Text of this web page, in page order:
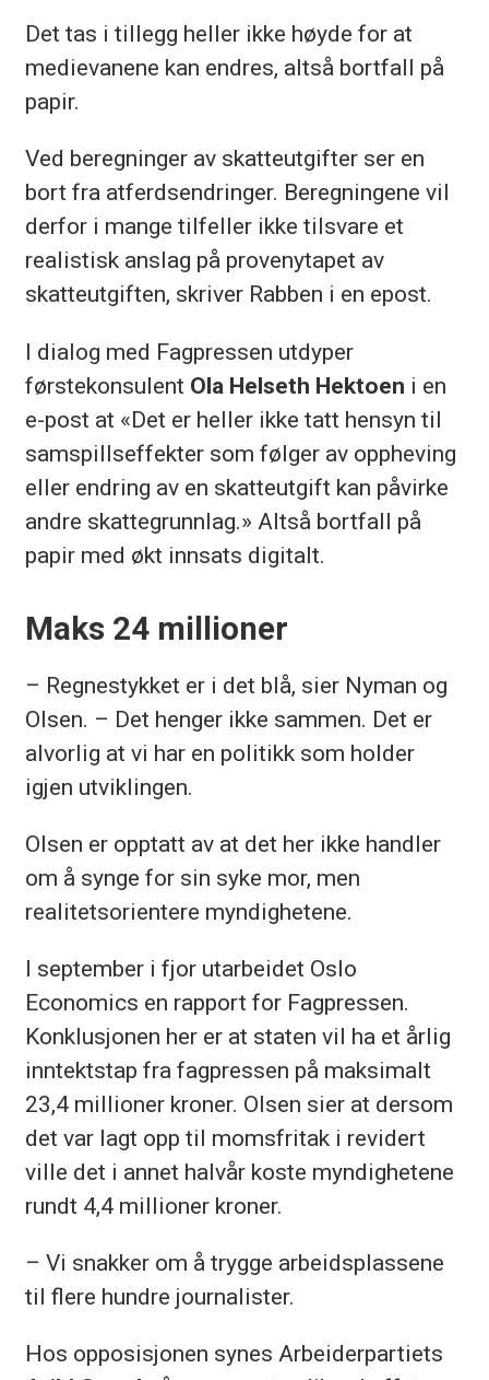
Det tas i tillegg heller ikke høyde for at
medievanene kan endres, altså bortfall på
papir.
Ved beregninger av skatteutgifter ser en
bort fra atferdsendringer. Beregningene vil
derfor i mange tilfeller ikke tilsvare et
realistisk anslag på provenytapet av
skatteutgiften, skriver Rabben i en epost.
I dialog med Fagpressen utdyper
førstekonsulent Ola Helseth Hektoen i en
e-post at «Det er heller ikke tatt hensyn til
samspillseffekter som følger av oppheving
eller endring av en skatteutgift kan påvirke
andre skattegrunnlag.» Altså bortfall på
papir med økt innsats digitalt.
Maks 24 millioner
– Regnestykket er i det blå, sier Nyman og
Olsen. – Det henger ikke sammen. Det er
alvorlig at vi har en politikk som holder
igjen utviklingen.
Olsen er opptatt av at det her ikke handler
om å synge for sin syke mor, men
realitetsorientere myndighetene.
I september i fjor utarbeidet Oslo
Economics en rapport for Fagpressen.
Konklusjonen her er at staten vil ha et årlig
inntektstap fra fagpressen på maksimalt
23,4 millioner kroner. Olsen sier at dersom
det var lagt opp til momsfritak i revidert
ville det i annet halvår koste myndighetene
rundt 4,4 millioner kroner.
– Vi snakker om å trygge arbeidsplassene
til flere hundre journalister.
Hos opposisjonen synes Arbeiderpartiets